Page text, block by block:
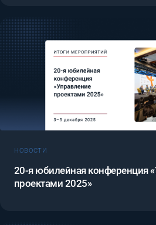
НОВОСТИ
20-я юбилейная конференция
проектами 2025»